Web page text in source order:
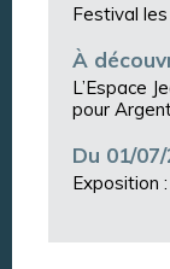
Festival les
À
L’Espace
pour
Du 01/
Exposition